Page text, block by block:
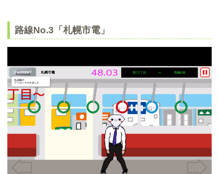
路線No.3「札幌市電」